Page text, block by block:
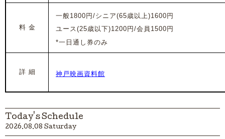
料 金
一般1800円/シニア(65歳以上)1600円
ユース(25歳以下)1200円/会員1500円
*一日通し券のみ
詳 細 神戸映画資料館
Today's Schedule
2026.08.08 Saturday